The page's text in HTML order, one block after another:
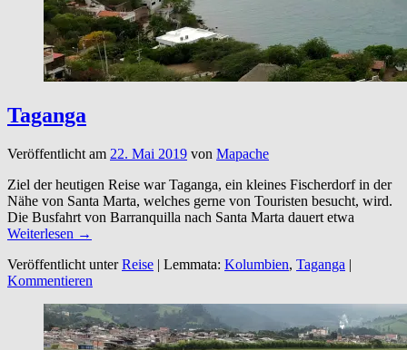
Taganga
Veröffentlicht am 22. Mai 2019 von Mapache
Ziel der heutigen Reise war Taganga, ein kleines Fischerdorf in der
Nähe von Santa Marta, welches gerne von Touristen besucht, wird.
Die Busfahrt von Barranquilla nach Santa Marta dauert etwa
Weiterlesen →
Veröffentlicht unterReise | Lemmata: Kolumbien, Taganga |
Kommentieren